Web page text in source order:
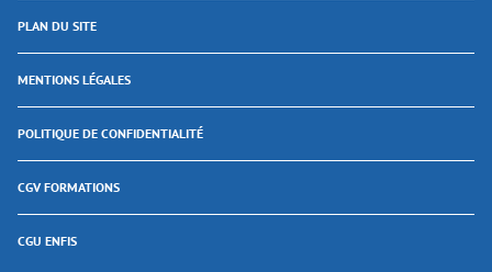
PLAN DU SITE
MENTIONS LÉGALES
POLITIQUE DE CONFIDENTIALITÉ
CGV FORMATIONS
CGU ENFIS